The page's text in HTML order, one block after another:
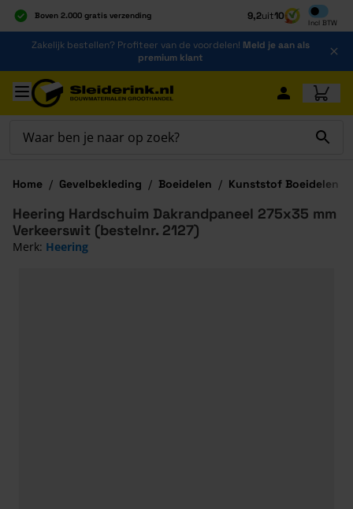
Boven 2.000 gratis verzending
Al 40 jaar dé specialist
Alles onder één dak
9,2uit10
Incl BTW
Inclusief
Ga naar de inhoud
Zakelijk bestellen? Profiteer van de voordelen! Meld je aan als
premium klant
Ga naar hoofdinhoud
Home / Gevelbekleding / Boeidelen / Kunststof Boeidelen
Heering Hardschuim Dakrandpaneel 275x35 mm
Verkeerswit (bestelnr. 2127)
Merk: Heering